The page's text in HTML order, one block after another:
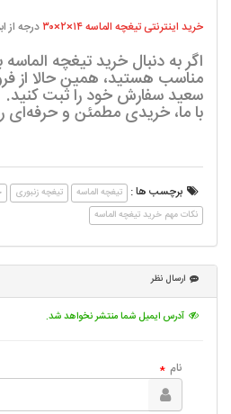
خرید اینترنتی تیغچه الماسه ۱۴×۲×۳۰ درجه از
اگر به دنبال خرید تیغچه
مناسب هستید، همین حالا از
سعید سفارش خود را ثبت کنید.
با ما، خریدی مطمئن و حرفه‌ای
برچسب ها : تیغچه الماسه تیغچه زنبوری
نکات مهم خرید تیغچه الماسه
ارسال نظر
آدرس ایمیل شما منتشر نخواهد شد.
نام *